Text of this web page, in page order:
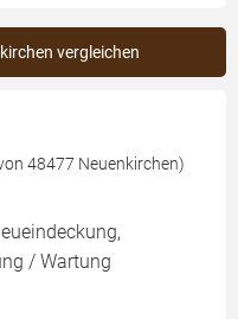
vergleichen
48477 Neuenkirchen)
/ Wartung